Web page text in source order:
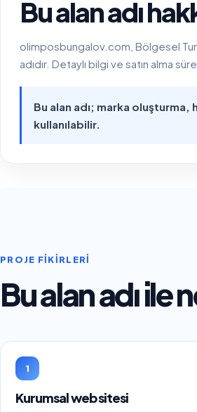
Bu alan adı
olimposbungalov.com, Bölgesel
adıdır. Detaylı bilgi ve satın alma
Bu alan adı; marka oluşturma,
kullanılabilir.
PROJE FIKIRLERI
Bu alan adı ile
1
Kurumsal web sitesi